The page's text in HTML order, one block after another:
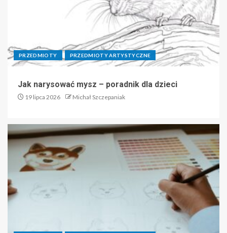
PRZEDMIOTY PRZEDMIOTY ARTYSTYCZNE
Jak narysować mysz – poradnik dla dzieci
19 lipca 2026 Michał Szczepaniak